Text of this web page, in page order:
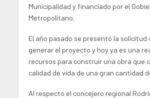
Municipalidad y financiado por el
Metropolitano.
El año pasado se presentó la solicitud
generar el proyecto y hoy ya es una
recursos para construir una obra que
calidad de vida de una gran cantidad
Al respecto el concejero regional